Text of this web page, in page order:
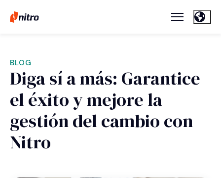
BLOG
Diga sí a más: Garantice
el éxito y mejore la
gestión del cambio con
Nitro